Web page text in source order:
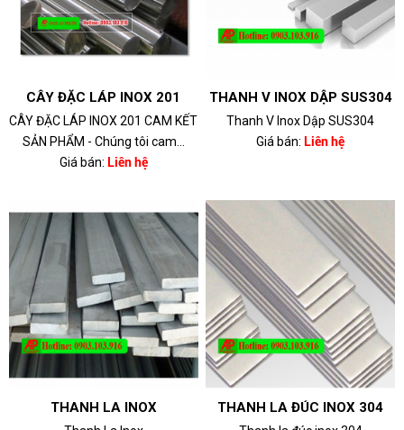
CÂY ĐẶC LÁP INOX 201
CÂY ĐẶC LÁP INOX 201 CAM KẾT
SẢN PHẨM - Chúng tôi cam...
Giá bán: Liên hệ
THANH V INOX DẬP SUS304
Thanh V Inox Dập SUS304
Giá bán: Liên hệ
THANH LA INOX THANH LA ĐÚC INOX 304